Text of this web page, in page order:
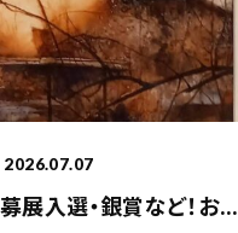
2026.07.07
展入選・銀賞など！お...